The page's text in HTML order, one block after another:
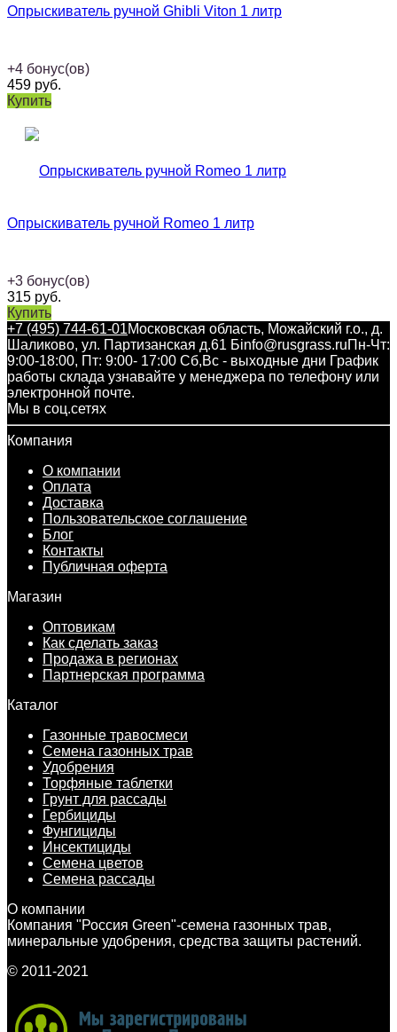
Опрыскиватель ручной Ghibli Viton 1 литр
+4 бонус(ов)
459 руб.
Купить
Опрыскиватель ручной Romeo 1 литр
+3 бонус(ов)
315 руб.
Купить
+7 (495) 744-61-01Московская область, Можайский г.о., д.
Шаликово, ул. Партизанская д.61 Бinfo@rusgrass.ruПн-Чт:
9:00-18:00, Пт: 9:00- 17:00 Сб,Вс - выходные дни График
работы склада узнавайте у менеджера по телефону или
электронной почте.
Мы в соц.сетях
Компания
О компании
Оплата
Доставка
Пользовательское соглашение
Блог
Контакты
Публичная оферта
Магазин
Оптовикам
Как сделать заказ
Продажа в регионах
Партнерская программа
Каталог
Газонные травосмеси
Семена газонных трав
Удобрения
Торфяные таблетки
Грунт для рассады
Гербициды
Фунгициды
Инсектициды
Семена цветов
Семена рассады
О компании
Компания "Россия Green"-семена газонных трав,
минеральные удобрения, средства защиты растений.
© 2011-2021